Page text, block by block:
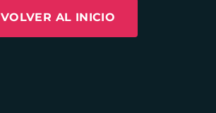
VOLVER AL INICIO